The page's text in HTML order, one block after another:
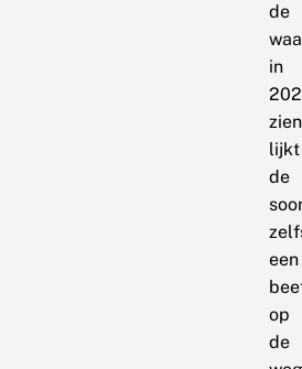
de
in
zien
lijkt
de
een
op
de